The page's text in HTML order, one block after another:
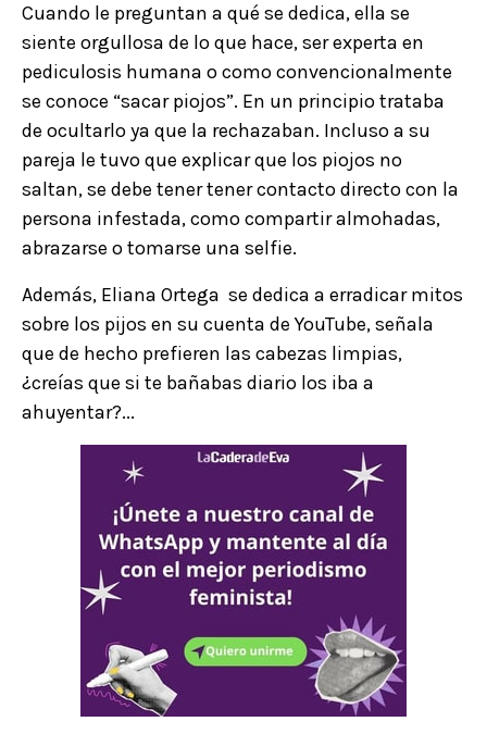
Cuando le preguntan a qué se dedica, ella se
siente orgullosa de lo que hace, ser experta en
pediculosis humana o como convencionalmente
se conoce “sacar piojos”. En un principio trataba
de ocultarlo ya que la rechazaban. Incluso a su
pareja le tuvo que explicar que los piojos no
saltan, se debe tener tener contacto directo con la
persona infestada, como compartir almohadas,
abrazarse o tomarse una selfie.
Además, Eliana Ortega se dedica a erradicar mitos
sobre los pijos en su cuenta de YouTube, señala
que de hecho prefieren las cabezas limpias,
¿creías que si te bañabas diario los iba a
ahuyentar?...